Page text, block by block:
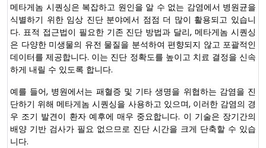
메타게놈 시퀀싱은 복잡하고 원인을 알 수 없는 감염에서 병원균을
식별하기 위한 임상 진단 분야에서 점점 더 많이 활용되고 있습니
다. 표적 접근법이 필요한 기존 진단 방법과 달리, 메타게놈 시퀀싱
은 다양한 미생물의 유전 물질을 분석하여 편향되지 않고 포괄적인
데이터를 제공합니다. 이는 진단 정확도를 높이고 치료 결정을 신속
하게 내릴 수 있도록 합니다.
예를 들어, 병원에서는 패혈증 및 기타 생명을 위협하는 감염을 진
단하기 위해 메타게놈 시퀀싱을 사용하고 있으며, 이러한 감염의 경
우 조기 발견이 환자 예후에 매우 중요합니다. 이 기술은 장기간의
배양 기반 검사가 필요 없으므로 진단 시간을 크게 단축할 수 있습
니다.